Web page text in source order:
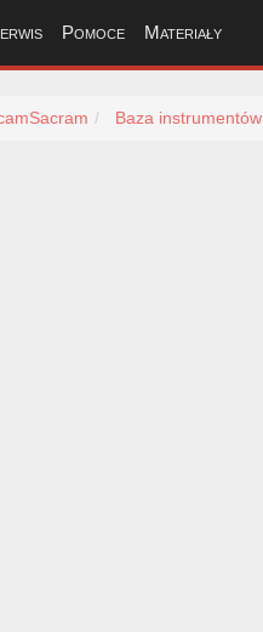
Pomoce Materiały
Baza instrumentów